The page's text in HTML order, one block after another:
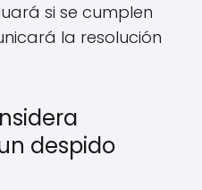
si se cumplen
la resolución
despido